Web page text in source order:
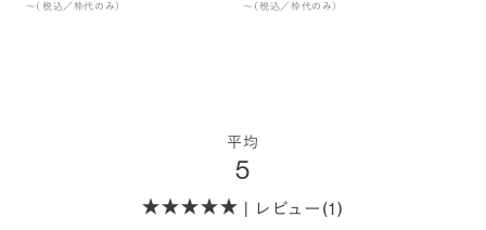
〜（税込／枠代のみ） 〜（税込／枠代のみ）
平均
5
| レビュー(1)